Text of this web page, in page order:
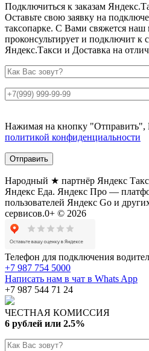
Подключиться к заказам
Оставьте свою заявку на
таксопарке. С Вами свяжется наш
проконсультирует и подключит к
Яндекс.Такси и Доставка на
Нажимая на кнопку "Отправить",
политикой конфиденциальности
Народный ★ партнёр Яндекс
Яндекс Еда. Яндекс Про —
пользователей Яндекс Go и
сервисов.0+ © 2026
Телефон для подключения
+7 987 754 5000
Написать нам в чат в Whats App
+7 987 544 71 24
ЧЕСТНАЯ КОМИССИЯ
6 рублей или 2.5%